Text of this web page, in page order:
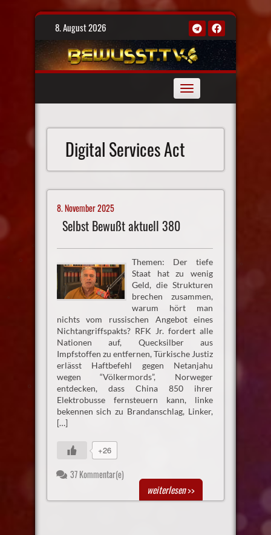
Skip
8. August 2026
Toggle
navigation
Digital Services Act
8. November 2025
Selbst Bewußt aktuell 380
Themen: Der tiefe
Staat hat zu wenig
Geld, die Strukturen
brechen zusammen,
warum hört man
nichts vom russischen Angebot eines
Nichtangriffspakts? RFK Jr. fordert alle
Nationen auf, Quecksilber aus
Impfstoffen zu entfernen, Türkische Justiz
erlässt Haftbefehl gegen Netanjahu
wegen “Völkermords”, Norweger
entdecken, dass China 850 ihrer
Elektrobusse fernsteuern kann, linke
bekennen sich zu Brandanschlag, Linker,
[…]
+26
37 Kommentar(e)
weiterlesen>>